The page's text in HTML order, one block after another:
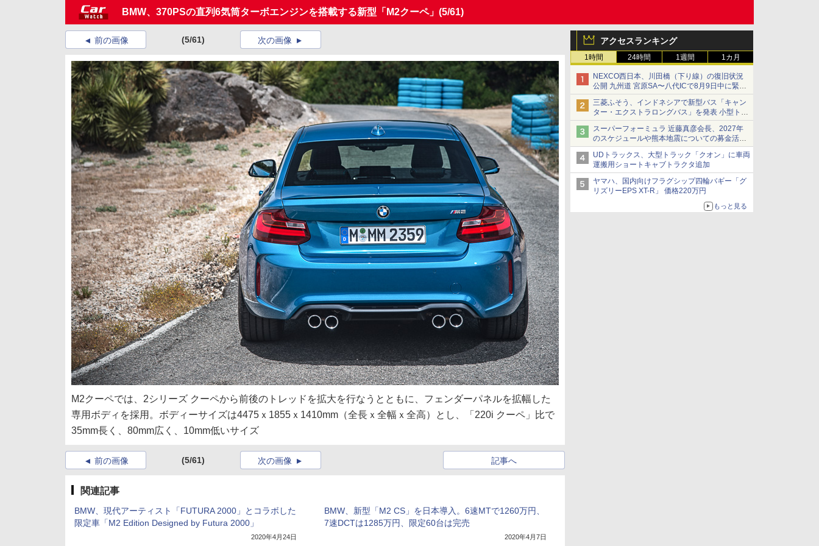
BMW、370PSの直列6気筒ターボエンジンを搭載する新型「M2クーペ」 (5/61)
アクセスランキング
1時間 24時間 1週間 1カ月
NEXCO西日本、川田橋（下り線）の復旧状況
公開 九州道 宮原SA〜八代ICで8月9日中に緊急
車両を通行可能に
三菱ふそう、インドネシアで新型バス「キャン
ター・エクストラロングバス」を発表 小型トラ
ックベースの観光・旅客輸送向けバス
スーパーフォーミュラ 近藤真彦会長、2027年
のスケジュールや熊本地震についての募金活動
を紹介
UDトラックス、大型トラック「クオン」に車両
運搬用ショートキャブトラクタ追加
ヤマハ、国内向けフラグシップ四輪バギー「グ
リズリーEPS XT-R」 価格220万円
もっと見る
前の画像 (5/61) 次の画像
M2クーペでは、2シリーズ クーペから前後のトレッドを拡大を行なうとともに、フェンダーパネルを拡幅した
専用ボディを採用。ボディーサイズは4475ｘ1855ｘ1410mm（全長ｘ全幅ｘ全高）とし、「220i クーペ」比で
35mm長く、80mm広く、10mm低いサイズ
前の画像 (5/61) 記事へ
次の画像
関連記事
BMW、現代アーティスト「FUTURA 2000」とコラボした
限定車「M2 Edition Designed by Futura 2000」
2020年4月24日
BMW、新型「M2 CS」を日本導入。6速MTで1260万円、
7速DCTは1285万円、限定60台は完売
2020年4月7日